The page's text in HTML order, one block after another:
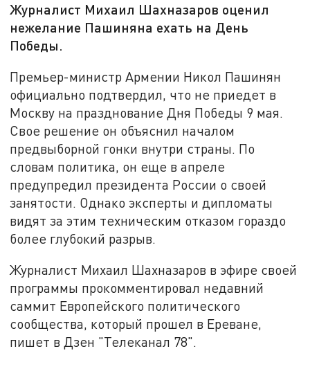
Журналист Михаил Шахназаров оценил
нежелание Пашиняна ехать на День
Победы.
Премьер-министр Армении Никол Пашинян
официально подтвердил, что не приедет в
Москву на празднование Дня Победы 9 мая.
Свое решение он объяснил началом
предвыборной гонки внутри страны. По
словам политика, он еще в апреле
предупредил президента России о своей
занятости. Однако эксперты и дипломаты
видят за этим техническим отказом гораздо
более глубокий разрыв.
Журналист Михаил Шахназаров в эфире своей
программы прокомментировал недавний
саммит Европейского политического
сообщества, который прошел в Ереване,
пишет в Дзен "Телеканал 78".